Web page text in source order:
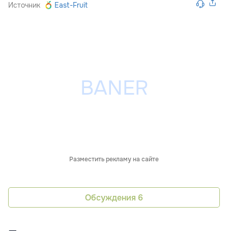
Источник East-Fruit
Разместить рекламу на сайте
Обсуждения 6